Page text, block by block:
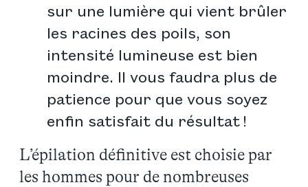
sur une lumière qui vient brûler
les racines des poils, son
intensité lumineuse est bien
moindre. Il vous faudra plus de
patience pour que vous soyez
enfin satisfait du résultat !
L’épilation définitive est choisie par
les hommes pour de nombreuses